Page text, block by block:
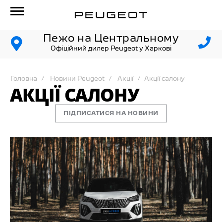
Пежо на Центральному
Офіційний дилер Peugeot у Харкові
Головна Новини Peugeot Акції Акції салону
АКЦІЇ САЛОНУ
ПІДПИСАТИСЯ НА НОВИНИ